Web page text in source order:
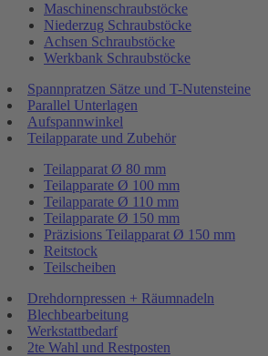
Maschinenschraubstöcke
Niederzug Schraubstöcke
Achsen Schraubstöcke
Werkbank Schraubstöcke
Spannpratzen Sätze und T-Nutensteine
Parallel Unterlagen
Aufspannwinkel
Teilapparate und Zubehör
Teilapparat Ø 80 mm
Teilapparate Ø 100 mm
Teilapparate Ø 110 mm
Teilapparate Ø 150 mm
Präzisions Teilapparat Ø 150 mm
Reitstock
Teilscheiben
Drehdornpressen + Räumnadeln
Blechbearbeitung
Werkstattbedarf
2te Wahl und Restposten